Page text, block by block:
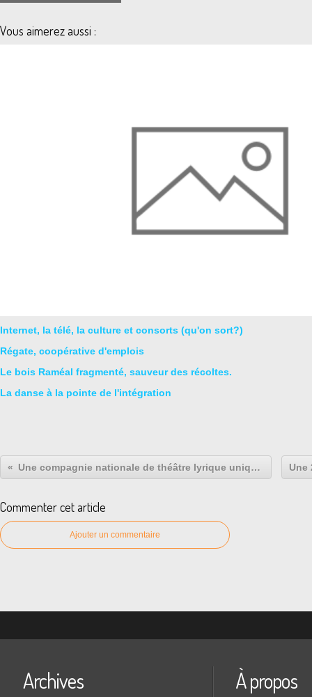
Vous aimerez aussi :
Internet, la télé, la culture et consorts (qu'on sort?)
Régate, coopérative d'emplois
Le bois Raméal fragmenté, sauveur des récoltes.
La danse à la pointe de l'intégration
Une compagnie nationale de théâtre lyrique unique: Justiniana.
Commenter cet article
Ajouter un commentaire
Archives À propos